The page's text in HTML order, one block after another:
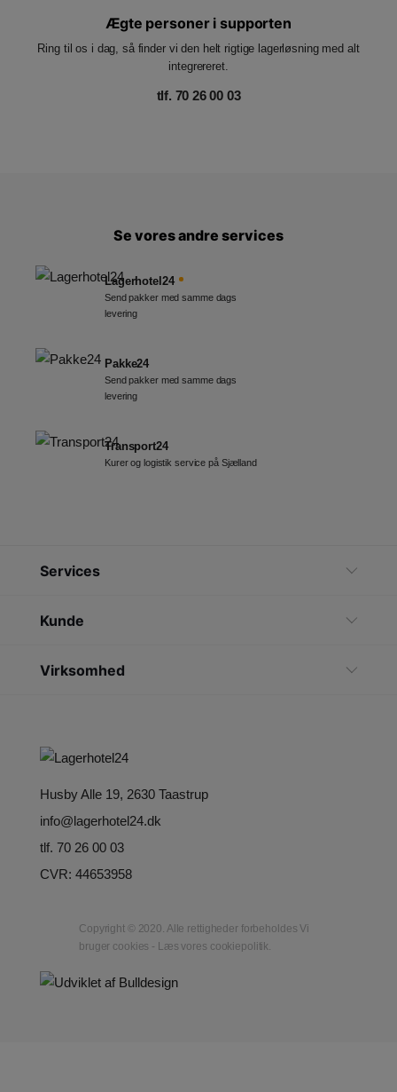
Ægte personer i supporten
Ring til os i dag, så finder vi den helt rigtige lagerløsning med alt
integrereret.
tlf. 70 26 00 03
Se vores andre services
Lagerhotel24
Send pakker med samme dags
levering
Pakke24
Send pakker med samme dags
levering
Transport24
Kurer og logistik service på Sjælland
Husby Alle 19, 2630 Taastrup
info@lagerhotel24.dk
tlf. 70 26 00 03
CVR: 44653958
Copyright © 2020. Alle rettigheder forbeholdes Vi
bruger cookies - Læs vores cookiepolitik.
Services
Kunde
Virksomhed